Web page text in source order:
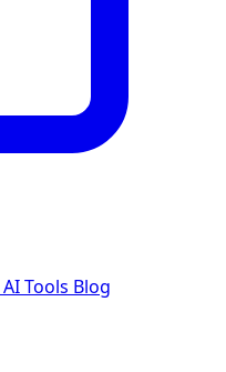
AI Tools Blog